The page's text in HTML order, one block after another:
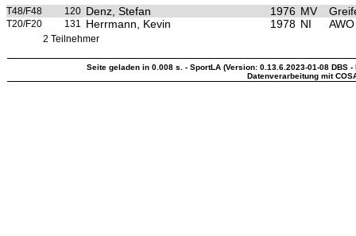
T48/F48 120 Denz, Stefan 1976 MV
T20/F20 131 Herrmann, Kevin 1978 NI
2 Teilnehmer
Seite geladen in 0.008 s. - SportLA (Version: 0.13.6.2023-01-08 DBS
Datenverarbeitung mit